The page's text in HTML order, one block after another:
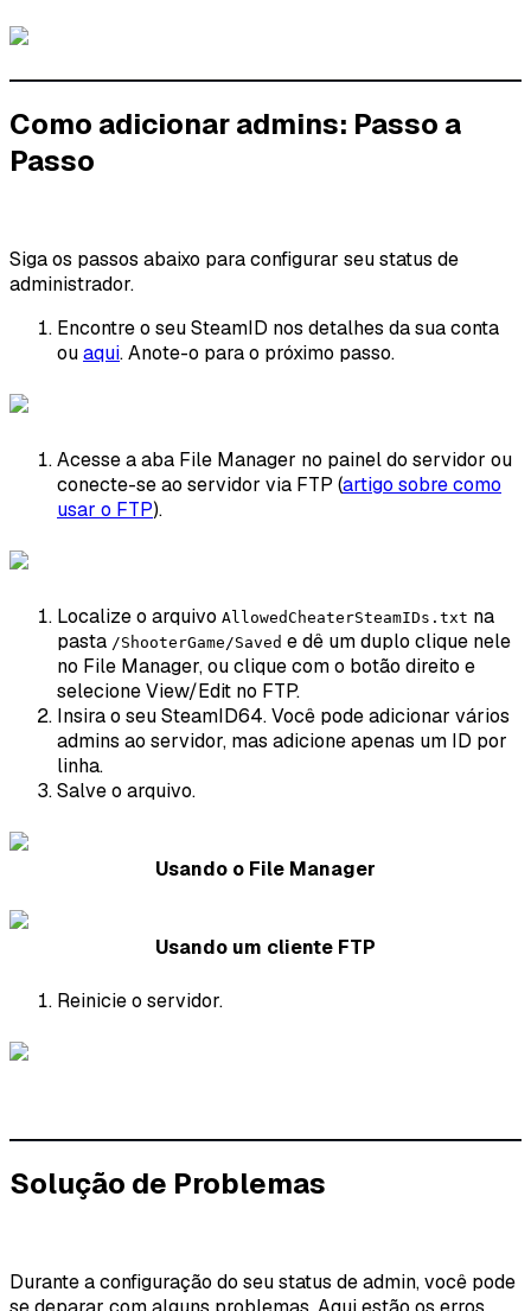
Como adicionar admins: Passo a
Passo
Siga os passos abaixo para configurar seu status de
administrador.
Encontre o seu SteamID nos detalhes da sua conta
ouaqui. Anote-o para o próximo passo.
Acesse a aba File Manager no painel do servidor ou
conecte-se ao servidor via FTP (artigo sobre como
usar o FTP).
Localize o arquivo AllowedCheaterSteamIDs.txt na
pasta /ShooterGame/Saved e dê um duplo clique nele
no File Manager, ou clique com o botão direito e
selecione View/Edit no FTP.
Insira o seu SteamID64. Você pode adicionar vários
admins ao servidor, mas adicione apenas um ID por
linha.
Salve o arquivo.
Usando o File Manager
Usando um cliente FTP
Reinicie o servidor.
Solução de Problemas
Durante a configuração do seu status de admin, você pode